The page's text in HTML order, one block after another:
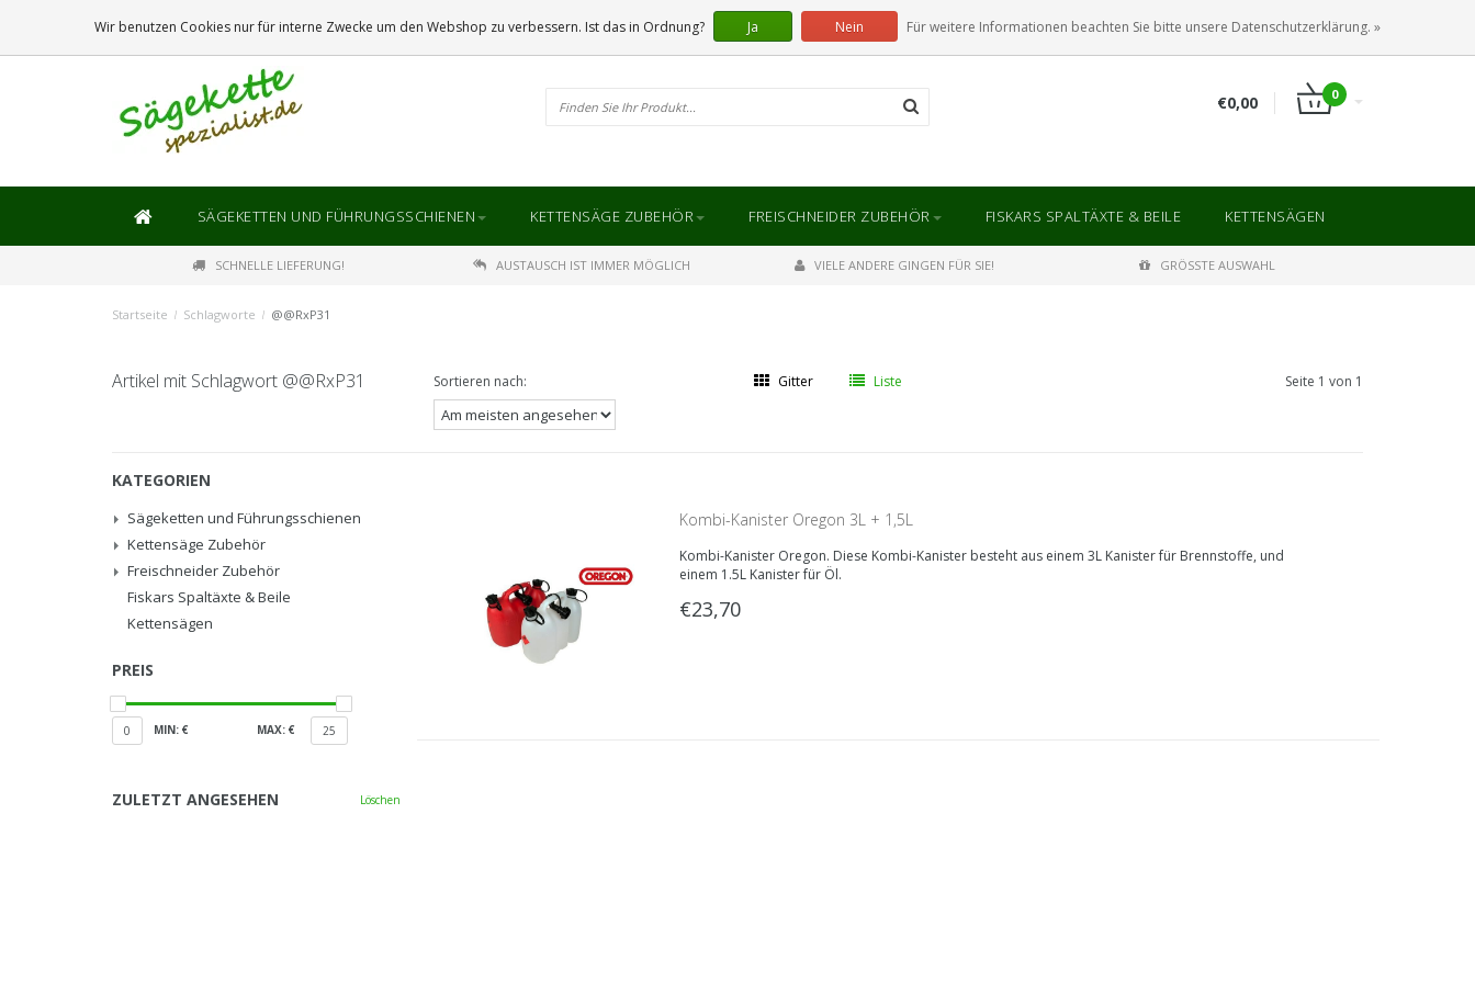
ANMELDEN KUNDENKONTO ANLEGEN
€0,00 0
SÄGEKETTEN UND FÜHRUNGSSCHIENEN KETTENSÄGE ZUBEHÖR FREISCHNEIDER ZUBEHÖR FISKARS SPALTÄXTE & BEILE KETTENSÄGEN
SCHNELLE LIEFERUNG! AUSTAUSCH IST IMMER MÖGLICH VIELE ANDERE GINGEN FÜR SIE! GRÖSSTE AUSWAHL
Startseite / Schlagworte / @@RxP31
Artikel mit Schlagwort @@RxP31 Sortieren nach: Gitter Liste Seite 1 von 1
KATEGORIEN
Sägeketten und Führungsschienen
Kettensäge Zubehör
Freischneider Zubehör
Fiskars Spaltäxte & Beile
Kettensägen
PREIS
0 MIN: € MAX: € 25
ZULETZT ANGESEHEN Löschen
Kombi-Kanister Oregon 3L + 1,5L
Kombi-Kanister Oregon. Diese Kombi-Kanister besteht aus einem 3L Kanister für Brennstoffe, und
einem 1.5L Kanister für Öl.
€23,70
Wir benutzen Cookies nur für interne Zwecke um den Webshop zu verbessern. Ist das in Ordnung? Ja Nein Für weitere Informationen beachten Sie bitte unsere Datenschutzerklärung. »